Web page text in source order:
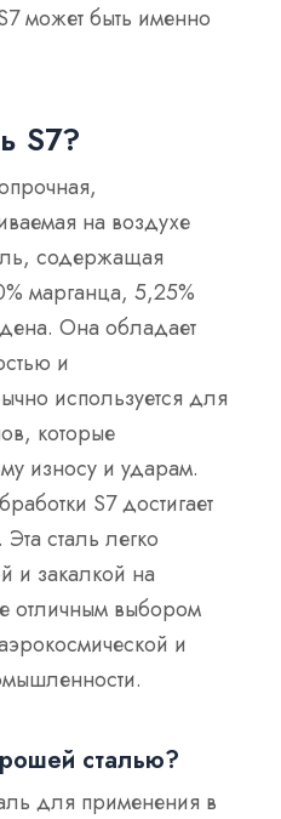
может быть именно
S7?
на воздухе
содержащая
марганца, 5,25%
Она обладает
и
используется для
которые
износу и ударам.
S7 достигает
сталь легко
и закалкой на
отличным выбором
и
сталью?
для применения в